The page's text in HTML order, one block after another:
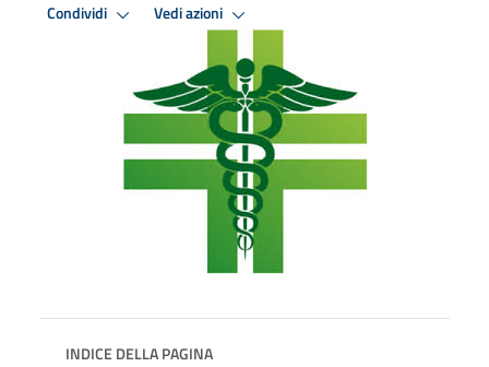
Condividi Vedi azioni
INDICE DELLA PAGINA